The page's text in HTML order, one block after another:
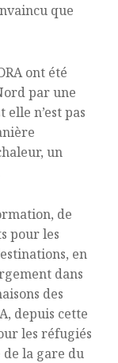
que
ont été
par une
n’est pas
un
de
pour les
en
dans
des
depuis cette
les réfugiés
la gare du